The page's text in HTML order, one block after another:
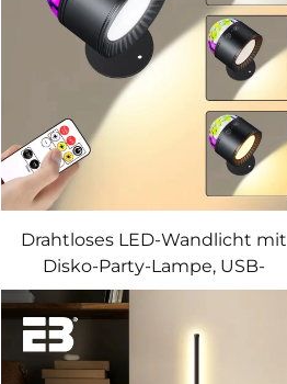
Drahtloses LED-Wandlicht mit
Disko-Party-Lampe, USB-
Aufladbar, Wohnzusatz,
Doppelpivotierendes
Magnetfutter für Kinder-
Geschenke, Schlafzimmer